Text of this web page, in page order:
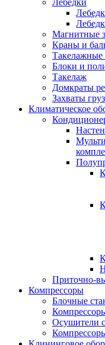
Лебедки
Магнитные
Краны и
Такелажные
Блоки и
Такелаж
Домкраты
Захваты
Климатическое
Приточно-
Компрессоры
Блочные
Осушители